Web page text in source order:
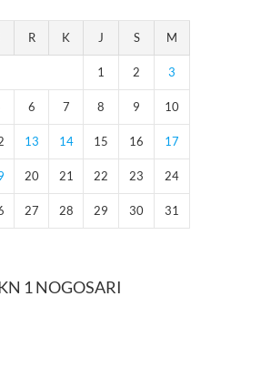
R K J S M
1 2 3
6 7 8 9 10
13 14 15 16 17
20 21 22 23 24
27 28 29 30
31
1 NOGOSARI